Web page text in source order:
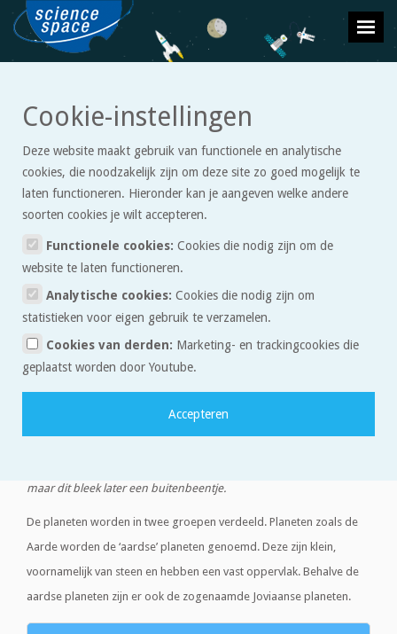
> Artikelen Planeten in ons zonnestelsel
Planeten in ons zonnestelsel
Vroeger, toen wetenschappers de lucht bestudeerden zagen ze
dat er vijf ‘sterren’ waren die bewogen ten opzichte van de rest.
Deze ‘sterren’ noemde ze ‘planeten’ naar het Griekse woord voor
dwaler. En ze hielden de bewegingen goed bij in hun bestanden.
Hierdoor waren astronomen later in staat om te verklaren
waarom de planeten zo bewogen: alle planeten (inclusief de
aarde) bewegen in een cirkelbeweging om de zon heen. Later
hebben we met behulp van telescopen het bestaan van nog drie
planeten ontdekt. Waardoor we in totaal op acht planeten
uitkomen: Mercurius, Venus, Aarde, Mars, Jupiter, Saturnus,
maar dit bleek later een buitenbeentje.
De planeten worden in twee groepen verdeeld. Planeten zoals de
Aarde worden de ‘aardse’ planeten genoemd. Deze zijn klein,
voornamelijk van steen en hebben een vast oppervlak. Behalve de
aardse planeten zijn er ook de zogenaamde Joviaanse planeten.
Cookie-instellingen
Deze website maakt gebruik van functionele en analytische
cookies, die noodzakelijk zijn om deze site zo goed mogelijk te
laten functioneren. Hieronder kan je aangeven welke andere
soorten cookies je wilt accepteren.
Functionele cookies: Cookies die nodig zijn om de
website te laten functioneren.
Analytische cookies: Cookies die nodig zijn om
statistieken voor eigen gebruik te verzamelen.
Cookies van derden: Marketing- en trackingcookies die
geplaatst worden door Youtube.